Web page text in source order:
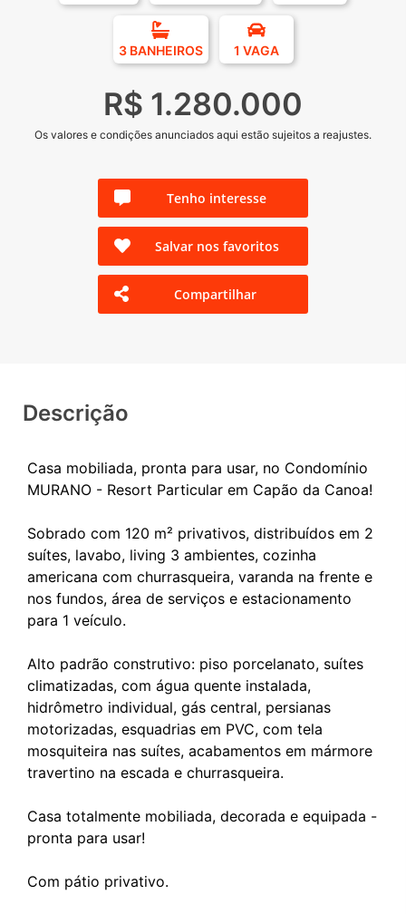
3 BANHEIROS 1 VAGA
R$ 1.280.000
Os valores e condições anunciados aqui estão sujeitos a reajustes.
Tenho interesse
Salvar nos favoritos
Compartilhar
Descrição
Casa mobiliada, pronta para usar, no Condomínio
MURANO - Resort Particular em Capão da Canoa!
Sobrado com 120 m² privativos, distribuídos em 2
suítes, lavabo, living 3 ambientes, cozinha
americana com churrasqueira, varanda na frente e
nos fundos, área de serviços e estacionamento
para 1 veículo.
Alto padrão construtivo: piso porcelanato, suítes
climatizadas, com água quente instalada,
hidrômetro individual, gás central, persianas
motorizadas, esquadrias em PVC, com tela
mosquiteira nas suítes, acabamentos em mármore
travertino na escada e churrasqueira.
Casa totalmente mobiliada, decorada e equipada -
pronta para usar!
Com pátio privativo.